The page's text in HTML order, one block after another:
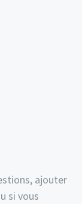
ajouter
si vous